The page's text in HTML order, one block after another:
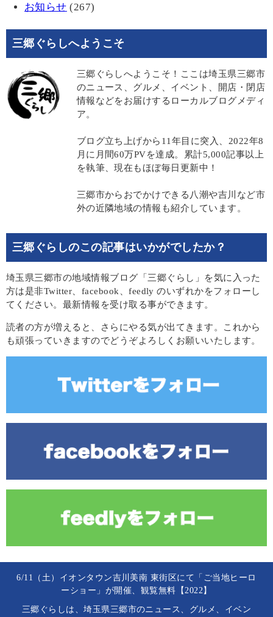
お知らせ (267)
三郷ぐらしへようこそ
三郷ぐらしへようこそ！ここは埼玉県三郷市
のニュース、グルメ、イベント、開店・閉店
情報などをお届けするローカルブログメディ
ア。
ブログ立ち上げから11年目に突入、2022年8
月に月間60万PVを達成。累計5,000記事以上
を執筆、現在もほぼ毎日更新中！
三郷市からおでかけできる八潮や吉川など市
外の近隣地域の情報も紹介しています。
三郷ぐらしのこの記事はいかがでしたか？
埼玉県三郷市の地域情報ブログ「三郷ぐらし」を気に入った
方は是非Twitter、facebook、feedly のいずれかをフォローし
てください。最新情報を受け取る事ができます。
読者の方が増えると、さらにやる気が出てきます。これから
も頑張っていきますのでどうぞよろしくお願いいたします。
6/11（土）イオンタウン吉川美南 東街区にて「ご当地ヒーロ
ーショー」が開催、観覧無料【2022】
三郷ぐらしは、埼玉県三郷市のニュース、グルメ、イベン